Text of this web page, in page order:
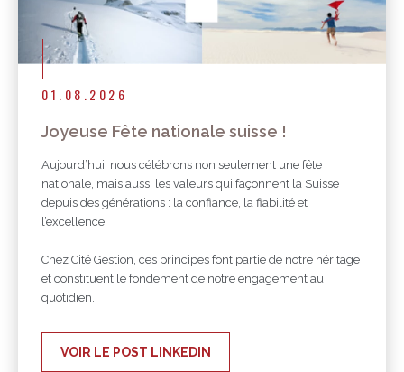
01.08.2026
Joyeuse Fête nationale suisse !
Aujourd’hui, nous célébrons non seulement une fête
nationale, mais aussi les valeurs qui façonnent la Suisse
depuis des générations : la confiance, la fiabilité et
l’excellence.
Chez Cité Gestion, ces principes font partie de notre héritage
et constituent le fondement de notre engagement au
quotidien.
VOIR LE POST LINKEDIN